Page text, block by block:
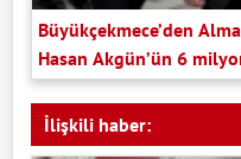
Büyükçekmece’den
Hasan Akgün’ün 6
İlişkili haber: